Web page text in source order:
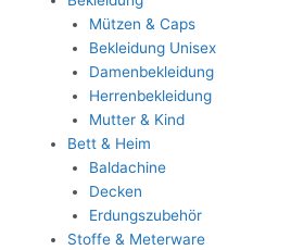
Mützen & Caps
Bekleidung Unisex
Damenbekleidung
Herrenbekleidung
Mutter & Kind
Bett & Heim
Baldachine
Decken
Erdungszubehör
Stoffe & Meterware